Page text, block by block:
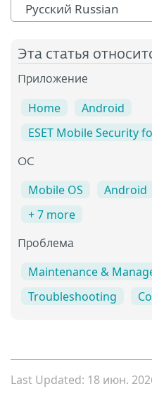
Русский Russian
Эта статья
Приложение
Home
Android
ESET Mobile Security
OC
Mobile OS Android
+ 7 more
Проблема
Maintenance &
Troubleshooting
Last Updated: 18 июн.